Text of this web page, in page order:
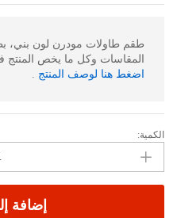
طقم طاولات مودرن لون بني،
المقاسات وكل ما يخص
اضغط هنا لوصف المنتج .
طقم
طاولات
مودرن
لون
الكمية:
إضافة